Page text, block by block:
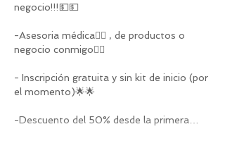
negocio!!!💵💵
-Asesoria médica🧑‍⚕️ , de productos o
negocio conmigo🧑‍⚕️
- Inscripción gratuita y sin kit de inicio (por
el momento)🌟🌟
-Descuento del 50% desde la primera…